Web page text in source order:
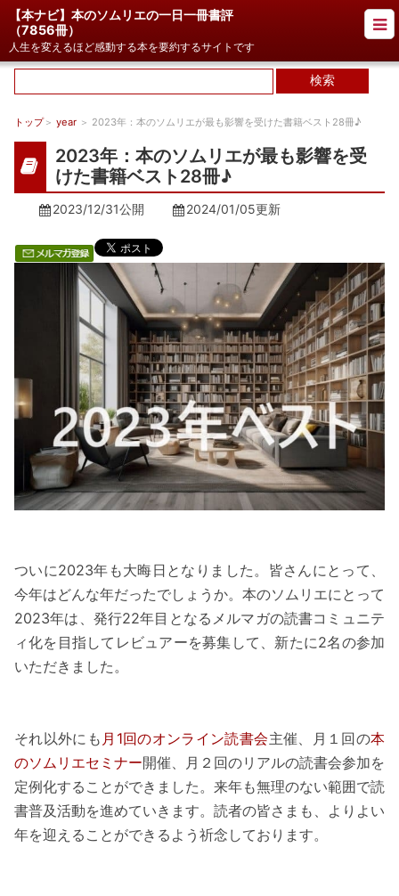
【本ナビ】本のソムリエの一日一冊書評
（7856冊）
人生を変えるほど感動する本を要約するサイトです
トップ＞ year ＞ 2023年：本のソムリエが最も影響を受けた書籍ベスト28冊♪
2023年：本のソムリエが最も影響を受
けた書籍ベスト28冊♪
2023/12/31公開 2024/01/05更新
ついに2023年も大晦日となりました。皆さんにとって、
今年はどんな年だったでしょうか。本のソムリエにとって
2023年は、発行22年目となるメルマガの読書コミュニテ
ィ化を目指してレビュアーを募集して、新たに2名の参加
いただきました。
それ以外にも 月1回のオンライン読書会主催、月１回の本
のソムリエセミナー開催、月２回のリアルの読書会参加を
定例化することができました。来年も無理のない範囲で読
書普及活動を進めていきます。読者の皆さまも、よりよい
年を迎えることができるよう祈念しております。